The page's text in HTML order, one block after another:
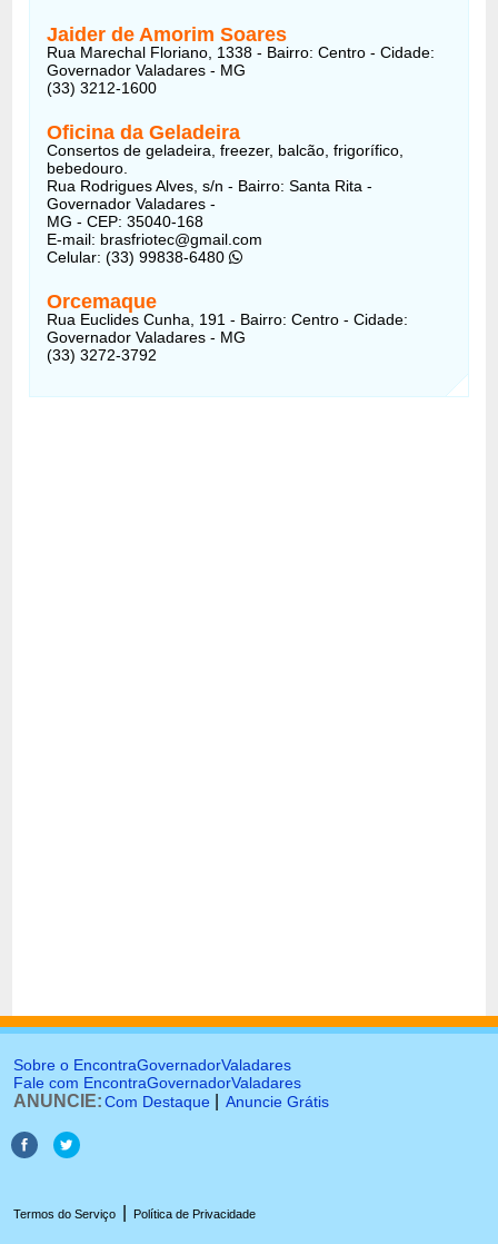
Jaider de Amorim Soares
Rua Marechal Floriano, 1338 - Bairro: Centro - Cidade:
Governador Valadares - MG
(33) 3212-1600
Oficina da Geladeira
Consertos de geladeira, freezer, balcão, frigorífico,
bebedouro.
Rua Rodrigues Alves, s/n - Bairro: Santa Rita -
Governador Valadares -
MG - CEP: 35040-168
E-mail: brasfriotec@gmail.com
Celular: (33) 99838-6480
Orcemaque
Rua Euclides Cunha, 191 - Bairro: Centro - Cidade:
Governador Valadares - MG
(33) 3272-3792
Sobre o EncontraGovernadorValadares
Fale com EncontraGovernadorValadares
ANUNCIE:Com Destaque Anuncie Grátis
Termos do Serviço Política de Privacidade